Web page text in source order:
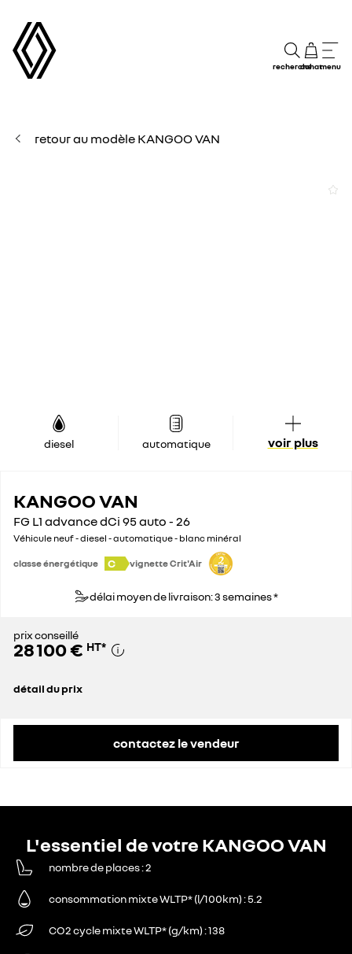
rechercheachatmenu
retour au modèle KANGOO VAN
diesel automatique voir plus
KANGOO VAN
FG L1 advance dCi 95 auto - 26
Véhicule neuf - diesel - automatique - blanc minéral
classe énergétique C vignette Crit'Air
délai moyen de livraison: 3 semaines *
prix conseillé
28 100 € HT*
détail du prix
contactez le vendeur
L'essentiel de votre KANGOO VAN
nombre de places 2
consommation mixte WLTP* (l/100km) 5.2
CO2 cycle mixte WLTP* (g/km) 138